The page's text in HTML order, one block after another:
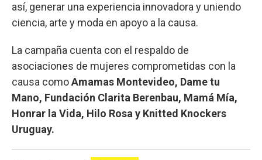
así, generar una experiencia innovadora y uniendo
ciencia, arte y moda en apoyo a la causa.
La campaña cuenta con el respaldo de
asociaciones de mujeres comprometidas con la
causa comoAmamas Montevideo, Dame tu
Mano, Fundación Clarita Berenbau, Mamá Mía,
Honrar la Vida, Hilo Rosa y Knitted Knockers
Uruguay.